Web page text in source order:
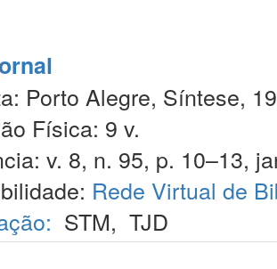
Porto Alegre, Síntese,
Física: 9 v.
v. 8, n. 95, p. 10–13,
Rede Virtual de
STM, TJD